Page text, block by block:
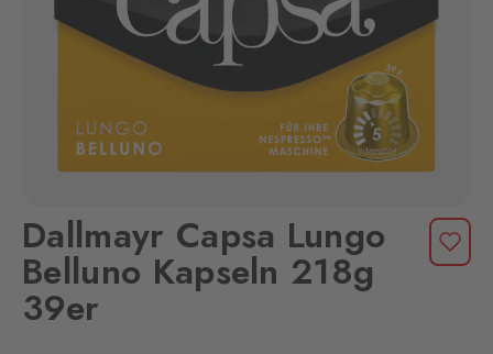
Dallmayr Capsa Lungo
Belluno Kapseln 218g
39er